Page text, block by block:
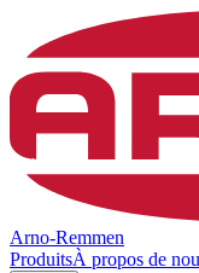
Arno-Remmen
ProduitsÀ propos de